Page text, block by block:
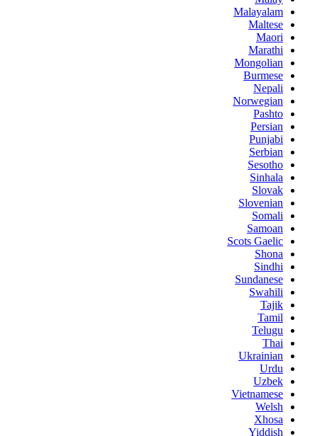
Malayalam
Maltese
Maori
Marathi
Mongolian
Burmese
Nepali
Norwegian
Pashto
Persian
Punjabi
Serbian
Sesotho
Sinhala
Slovak
Slovenian
Somali
Samoan
Scots Gaelic
Shona
Sindhi
Sundanese
Swahili
Tajik
Tamil
Telugu
Thai
Ukrainian
Urdu
Uzbek
Vietnamese
Welsh
Xhosa
Yiddish